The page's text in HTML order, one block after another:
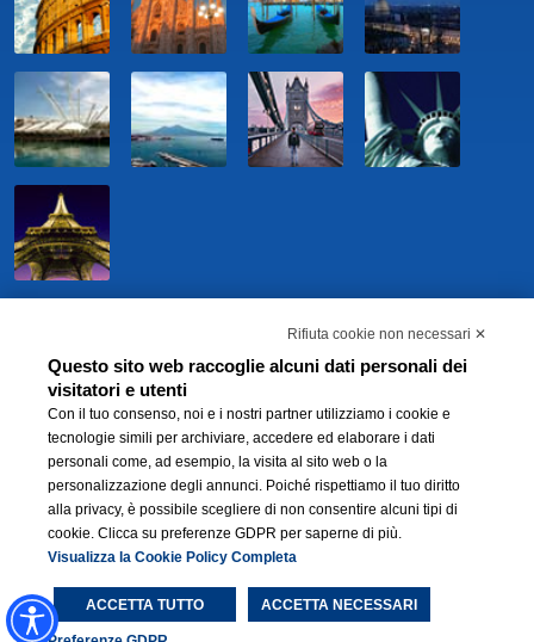
BWH Hotels Italia S.C.p.A. - Società Benefit - via Livraghi, 1/b - 20126 Milano -
P.IVA 06865290156 -Modifica preferenze Cookie-Privacy Policy-Modello 231
e Whistleblowing
Each BWH®Hotels property is independently owned and operated.
Rifiuta cookie non necessari ✕
Questo sito web raccoglie alcuni dati personali dei
visitatori e utenti
Con il tuo consenso, noi e i nostri partner utilizziamo i cookie e
tecnologie simili per archiviare, accedere ed elaborare i dati
personali come, ad esempio, la visita al sito web o la
personalizzazione degli annunci. Poiché rispettiamo il tuo diritto
alla privacy, è possibile scegliere di non consentire alcuni tipi di
cookie. Clicca su preferenze GDPR per saperne di più.
Visualizza la Cookie Policy Completa
ACCETTA TUTTO ACCETTA NECESSARI